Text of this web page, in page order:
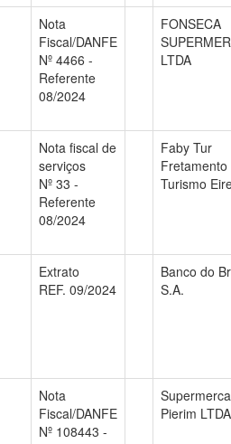
Nota
Fiscal/DANFE
Nº 4466 -
Referente
08/2024
FONSECA
LTDA
Nota fiscal de
serviços
Nº 33 -
Referente
08/2024
Faby Tur
Fretamento
Turismo
Extrato
REF. 09/2024
Banco do
S.A.
Nota
Fiscal/DANFE
Nº 108443 -
Pierim LTDA